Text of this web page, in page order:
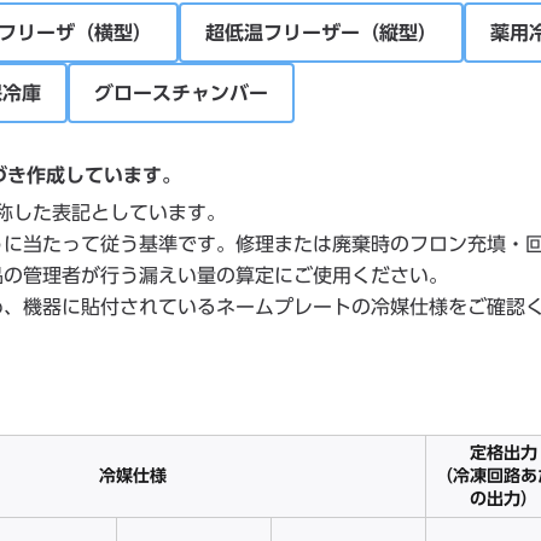
リーザ（横型） 超低温フリーザー（縦型） 薬用
庫 グロースチャンバー
作成しています。
た表記としています。
当たって従う基準です。修理または廃棄時のフロン充填・
管理者が行う漏えい量の算定にご使用ください。
機器に貼付されているネームプレートの冷媒仕様をご確認
冷媒仕様
定格出力
（冷凍回路
の出力）